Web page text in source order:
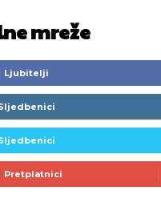
mreže
Ljubitelji
Pretplatnici